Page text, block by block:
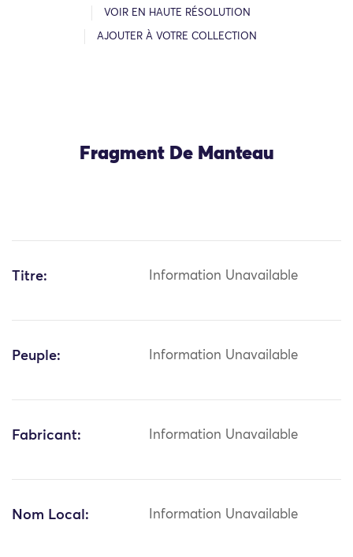
VOIR EN HAUTE RÉSOLUTION
AJOUTER À VOTRE COLLECTION
Fragment De Manteau
Titre: Information Unavailable
Peuple: Information Unavailable
Fabricant: Information Unavailable
Nom Local: Information Unavailable